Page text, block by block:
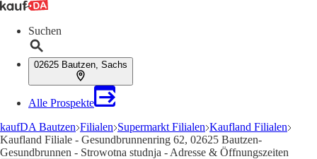
Suchen
02625 Bautzen, Sachs
Alle Prospekte
kaufDA Bautzen Filialen Supermarkt Filialen Kaufland Filialen
Kaufland Filiale - Gesundbrunnenring 62, 02625 Bautzen-
Gesundbrunnen - Strowotna studnja - Adresse & Öffnungszeiten